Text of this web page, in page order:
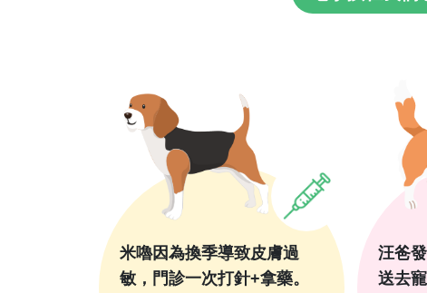
米嚕因為換季導致皮膚過
敏，門診一次打針+拿藥。
汪爸
送去